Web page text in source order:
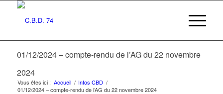
01/12/2024 – compte-rendu de l’AG du 22 novembre
2024
Vous êtes ici : Accueil / Infos CBD /
01/12/2024 – compte-rendu de l’AG du 22 novembre 2024